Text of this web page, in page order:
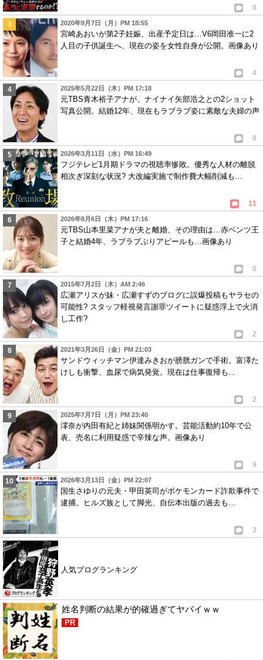
0
2020年9月7日（月）PM 18:55
宮崎あおいが第2子妊娠、出産予定日は…V6岡田准一に2
人目の子供誕生へ、現在の姿を女性自身が公開。画像あり
4
2025年5月22日（木）PM 17:18
元TBS青木裕子アナが、ナイナイ矢部浩之との2ショット
写真公開。結婚12年、現在もラブラブ姿に素敵な夫婦の声
0
2026年3月11日（水）PM 16:49
フジテレビ1月期ドラマの視聴率惨敗。優秀な人材の離脱
相次ぎ深刻な状況? 大改編実施で制作費大幅削減も…
11
2026年8月6日（木）PM 17:16
元TBS山本里菜アナが夫と離婚、その理由は…赤ベンツ王
子と結婚4年、ラブラブぶりアピールも…画像あり
0
2015年7月2日（木）AM 2:46
広瀬アリスが妹・広瀬すずのブログに誤爆投稿もヤラセの
可能性? スタッフ軽視発言謝罪ツイートに疑惑浮上で火消
し工作?
2
2021年3月26日（金）PM 21:03
サンドウィッチマン伊達みきおが膀胱ガンで手術。富澤た
けしも衝撃、血尿で病気発覚。現在は仕事復帰も…
2
2025年7月7日（月）PM 23:40
澪奈が内田有紀と姉妹関係明かす。芸能活動約10年で公
表、売名に利用疑惑で辛辣な声。画像あり
9
2026年3月13日（金）PM 22:07
国生さゆりの元夫・甲田英司がポケモンカード詐欺事件で
逮捕。ヒルズ族として脚光、自伝本出版の過去も…
3
人気ブログランキング
姓名判断の結果が的確過ぎてヤバイｗｗ
PR